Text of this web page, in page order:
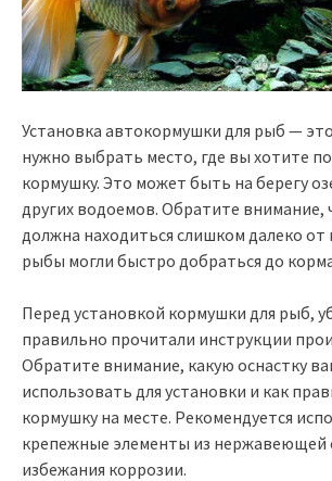
Установка автокормушки для рыб —
нужно выбрать место, где вы хотите
кормушку. Это может быть на берегу
других водоемов. Обратите внимание,
должна находиться слишком далеко
рыбы могли быстро добраться до
Перед установкой кормушки для рыб,
правильно прочитали инструкции
Обратите внимание, какую оснастку
использовать для установки и как
кормушку на месте. Рекомендуется
крепежные элементы из нержавеющей
избежания коррозии.